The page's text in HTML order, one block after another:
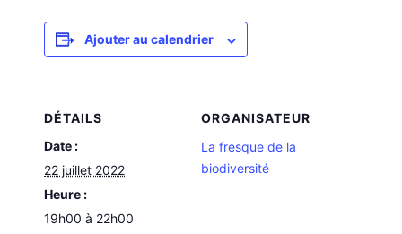
Ajouter au calendrier
DÉTAILS
Date :
22 juillet 2022
Heure :
19h00 à 22h00
ORGANISATEUR
La fresque de la
biodiversité